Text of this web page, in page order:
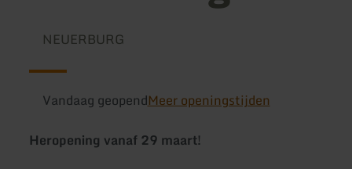
NEUERBURG
Vandaag geopendMeer openingstijden
Heropening vanaf 29 maart!